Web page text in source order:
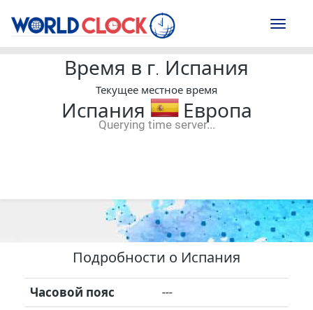
Toggle
Время в г. Испания
Текущее местное время
Испания Европа
Querying time server...
Подробности о Испания
Часовой пояс ---